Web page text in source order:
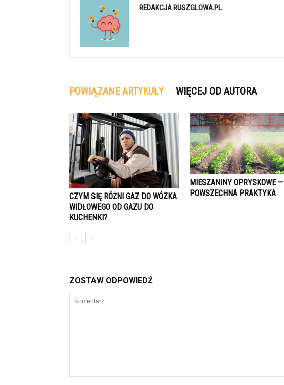
REDAKCJA RUSZGLOWA.PL
POWIĄZANE ARTYKUŁY WIĘCEJ OD AUTORA
CZYM SIĘ RÓŻNI GAZ DO WÓZKA
WIDŁOWEGO OD GAZU DO
KUCHENKI?
MIESZANINY OPRYSKOWE —
POWSZECHNA PRAKTYKA
ZOSTAW ODPOWIEDŹ